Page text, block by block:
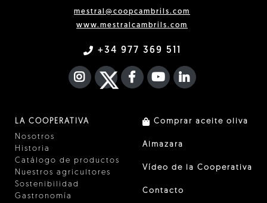
mestral@coopcambrils.com
www.mestralcambrils.com
+34 977 369 511
INSTAGRAM
TWITTER
FACEBOOK F
YOUTUBEFA LINKEDIN
LA COOPERATIVA
Nosotros
Historia
Catálogo de productos
Nuestros agricultores
Sostenibilidad
Gastronomía
Comprar aceite oliva
Almazara
Vídeo de la Cooperativa
Contacto